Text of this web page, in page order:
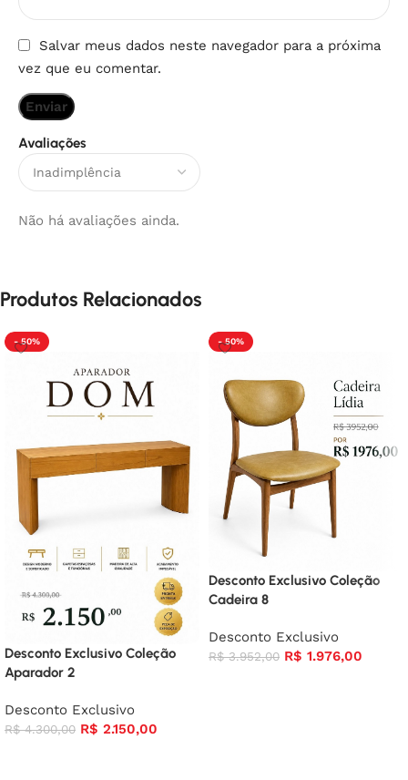
Avaliações
Não há avaliações ainda.
Salvar meus dados neste navegador para a próxima
vez que eu comentar.
Produtos Relacionados
- 50%
Desconto Exclusivo Coleção
Aparador 2
Desconto Exclusivo
R$4.300,00 R$ 2.150,00
- 50%
Desconto Exclusivo Coleção
Cadeira 8
Desconto Exclusivo
R$3.952,00 R$ 1.976,00